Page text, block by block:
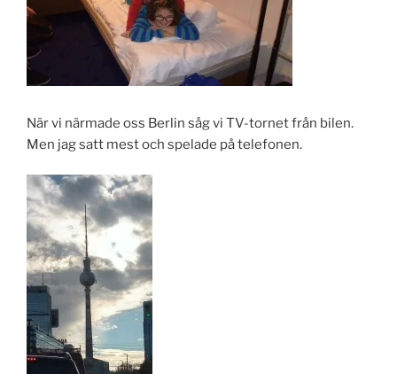
När vi närmade oss Berlin såg vi TV-tornet från bilen.
Men jag satt mest och spelade på telefonen.